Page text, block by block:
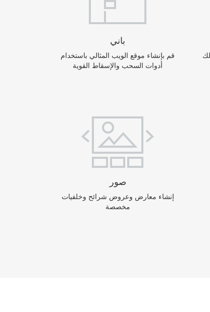
باني
قم بإنشاء موقع الويب المثالي باستخدام
أدوات السحب والإسقاط القوية
صور
إنشاء معارض وعروض شرائح وخلفيات
مخصصة